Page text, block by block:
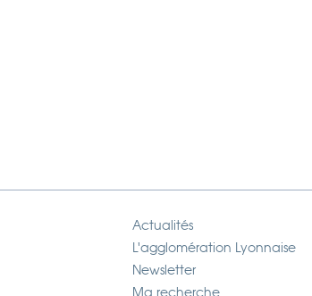
Actualités
L'agglomération Lyonnaise
Newsletter
Ma recherche